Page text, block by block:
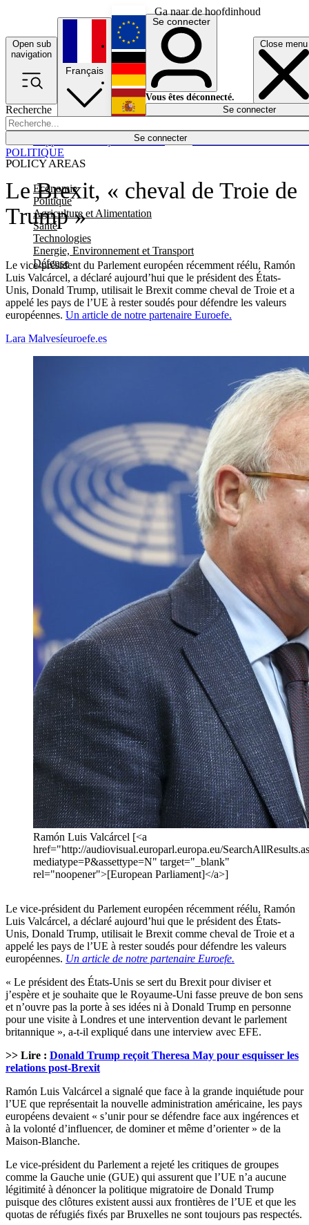
Ga naar de hoofdinhoud
Open sub
navigation
Close menu
Recherche
Se connecter
POLICY AREAS
Economie
Politique
Agriculture et Alimentation
Santé
Technologies
Energie, Environnement et Transport
Défense
Économie
Français
English
Deutsch
Español
Se connecter
Vous êtes déconnecté.
Se connecter
Le Brexit, « cheval de Troie de
Trump »
Le vice-président du Parlement européen récemment réélu, Ramón
Luis Valcárcel, a déclaré aujourd’hui que le président des États-
Unis, Donald Trump, utilisait le Brexit comme cheval de Troie et a
appelé les pays de l’UE à rester soudés pour défendre les valeurs
européennes. Un article de notre partenaire Euroefe.
POLITIQUE
Lara Malvesíeuroefe.es
Ramón Luis Valcárcel [<a
href="http://audiovisual.europarl.europa.eu/
mediatype=P&assettype=N" target="_blank"
rel="noopener">[European Parliament]</a>]
Le vice-président du Parlement européen récemment réélu, Ramón
Luis Valcárcel, a déclaré aujourd’hui que le président des États-
Unis, Donald Trump, utilisait le Brexit comme cheval de Troie et a
appelé les pays de l’UE à rester soudés pour défendre les valeurs
européennes. Un article de notre partenaire Euroefe.
« Le président des États-Unis se sert du Brexit pour diviser et
j’espère et je souhaite que le Royaume-Uni fasse preuve de bon sens
et n’ouvre pas la porte à ses idées ni à Donald Trump en personne
pour une visite à Londres et une intervention devant le parlement
britannique », a-t-il expliqué dans une interview avec EFE.
>> Lire : Donald Trump reçoit Theresa May pour esquisser les
relations post-Brexit
Ramón Luis Valcárcel a signalé que face à la grande inquiétude pour
l’UE que représentait la nouvelle administration américaine, les pays
européens devaient « s’unir pour se défendre face aux ingérences et
à la volonté d’influencer, de dominer et même d’orienter » de la
Maison-Blanche.
Le vice-président du Parlement a rejeté les critiques de groupes
comme la Gauche unie (GUE) qui assurent que l’UE n’a aucune
légitimité à dénoncer la politique migratoire de Donald Trump
puisque des clôtures existent aussi aux frontières de l’UE et que les
quotas de réfugiés fixés par Bruxelles ne sont toujours pas respectés.